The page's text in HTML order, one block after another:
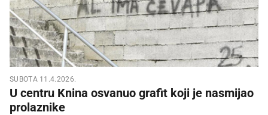
SUBOTA 11.4.2026.
U centru Knina osvanuo grafit koji je nasmijao
prolaznike